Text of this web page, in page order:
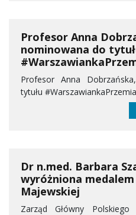
Profesor Anna
nominowana do
Profesor Anna
tytułu
Dr n.med. Barbara
wyróżniona
Majewskiej
Zarząd Główny